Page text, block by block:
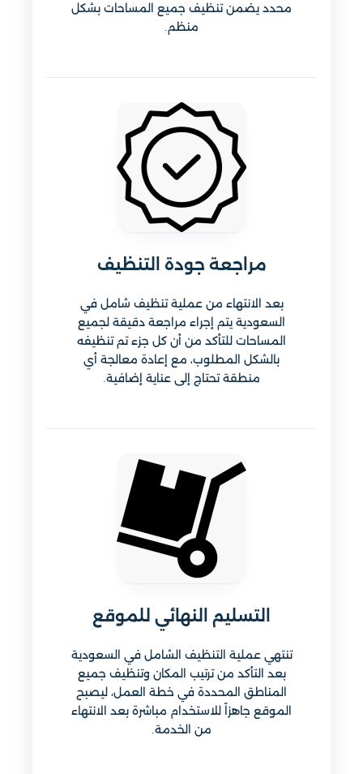
محدد يضمن تنظيف جميع المساحات بشكل
منظم.
مراجعة جودة التنظيف
بعد الانتهاء من عملية تنظيف شامل في
السعودية يتم إجراء مراجعة دقيقة لجميع
المساحات للتأكد من أن كل جزء تم تنظيفه
بالشكل المطلوب، مع إعادة معالجة أي
منطقة تحتاج إلى عناية إضافية.
التسليم النهائي للموقع
تنتهي عملية التنظيف الشامل في السعودية
بعد التأكد من ترتيب المكان وتنظيف جميع
المناطق المحددة في خطة العمل، ليصبح
الموقع جاهزاً للاستخدام مباشرة بعد الانتهاء
من الخدمة.